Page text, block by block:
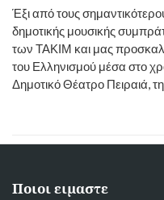
Έξι από τους
δημοτικής μουσικής
των ΤΑΚΙΜ και μας
του Ελληνισμού μέσα στο
Δημοτικό Θέατρο Πειραιά,
Ποιοι ειμαστε